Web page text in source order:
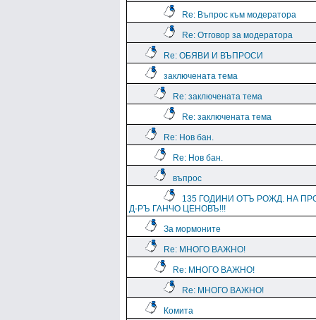
Re: Въпрос към модератора
Re: Отговор за модератора
Re: ОБЯВИ И ВЪПРОСИ
заключената тема
Re: заключената тема
Re: заключената тема
Re: Нов бан.
Re: Нов бан.
въпрос
135 ГОДИНИ ОТЪ РОЖД. НА
Д-РЪ ГАНЧО ЦЕНОВЪ!!!
За мормоните
Re: МНОГО ВАЖНО!
Re: МНОГО ВАЖНО!
Re: МНОГО ВАЖНО!
Комита